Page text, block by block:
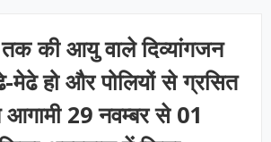
तक की आयु वाले दिव्यांगजन
हो और पोलियों से ग्रसित
आगामी 29 नवम्बर से 01